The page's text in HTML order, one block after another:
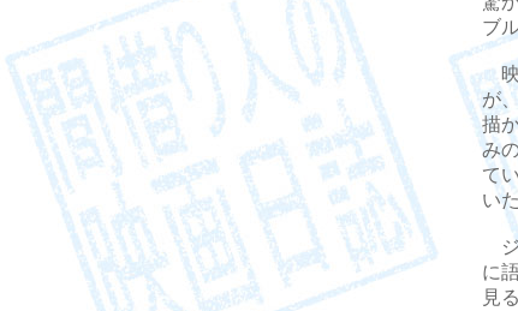
ブ
映
が
描
み
て
い
ジ
に
見